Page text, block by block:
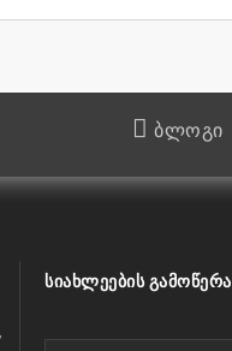
ბლოგი
ᲡᲘᲐᲮᲚᲔᲔᲑᲘᲡ ᲒᲐᲛᲝᲬᲔᲠᲐ